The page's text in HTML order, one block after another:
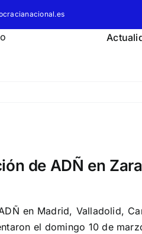
de ADÑ en
en Madrid, Valladolid,
el domingo 10 de